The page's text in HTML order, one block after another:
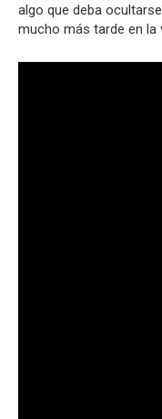
algo que deba
mucho más tarde en la